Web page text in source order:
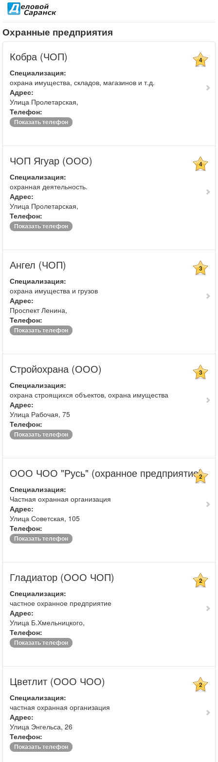
Охранные предприятия
Кобра (ЧОП) 4
Специализация:
охрана имущества, складов, магазинов и т.д.
Адрес:
Улица Пролетарская,
Телефон:
Показать телефон
ЧОП Ягуар (ООО) 4
Специализация:
охранная деятельность.
Адрес:
Улица Пролетарская,
Телефон:
Показать телефон
Ангел (ЧОП) 3
Специализация:
охрана имущества и грузов
Адрес:
Проспект Ленина,
Телефон:
Показать телефон
Стройохрана (ООО) 3
Специализация:
охрана строящихся объектов, охрана имущества
Адрес:
Улица Рабочая, 75
Телефон:
Показать телефон
ООО ЧОО "Русь" (охранное предприятие)
2
Специализация:
Частная охранная организация
Адрес:
Улица Советская, 105
Телефон:
Показать телефон
Гладиатор (ООО ЧОП) 2
Специализация:
частное охранное предприятие
Адрес:
Улица Б.Хмельницкого,
Телефон:
Показать телефон
Цветлит (ООО ЧОО) 2
Специализация:
частная охранная организация
Адрес:
Улица Энгельса, 26
Телефон:
Показать телефон